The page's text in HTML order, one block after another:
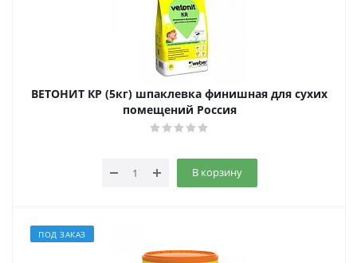
ВЕТОНИТ КР (5кг) шпаклевка финишная для сухих
помещений Россия
В корзину
ПОД ЗАКАЗ